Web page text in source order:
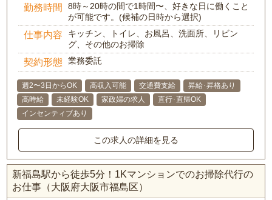
勤務時間
8時～20時の間で1時間〜、好きな日に働くこと
が可能です。(候補の日時から選択)
仕事内容
キッチン、トイレ、お風呂、洗面所、リビン
グ、その他のお掃除
契約形態 業務委託
週2〜3日からOK 高収入可能 交通費支給
昇給･昇格あり
高時給
未経験OK 家政婦の求人
直行･直帰OK
インセンティブあり
この求人の詳細を見る
新福島駅から徒歩5分！1Kマンションでのお掃除代行の
お仕事（大阪府大阪市福島区）